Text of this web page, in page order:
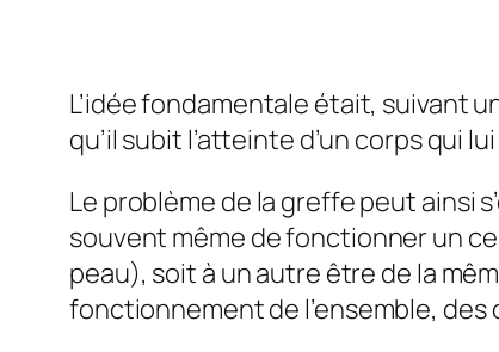
L’idée fondamentale était, suivant
qu’il subit l’atteinte d’un corps qui
Le problème de la greffe peut ainsi
souvent même de fonctionner un
peau), soit à un autre être de la
fonctionnement de l’ensemble,